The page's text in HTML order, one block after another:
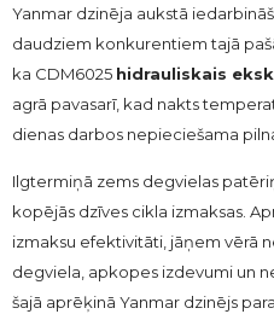
Yanmar dzinēja aukstā
daudziem konkurentiem tajā
ka CDM6025 hidrauliskais
agrā pavasarī, kad nakts
dienas darbos nepieciešama
Ilgtermiņā zems degvielas
kopējās dzīves cikla izmaksas.
izmaksu efektivitāti, jāņem vērā
degviela, apkopes izdevumi un
šajā aprēķinā Yanmar dzinējs